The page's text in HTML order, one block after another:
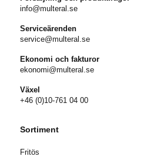
info@multeral.se
Serviceärenden
service@multeral.se
Ekonomi och fakturor
ekonomi@multeral.se
Växel
+46 (0)10-761 04 00
Sortiment
Fritös